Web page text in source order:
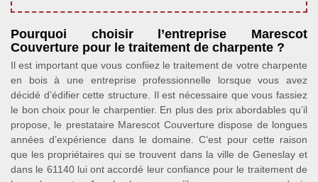
Pourquoi choisir l’entreprise Marescot
Couverture pour le traitement de charpente ?
Il est important que vous confiiez le traitement de votre charpente
en bois à une entreprise professionnelle lorsque vous avez
décidé d’édifier cette structure. Il est nécessaire que vous fassiez
le bon choix pour le charpentier. En plus des prix abordables qu’il
propose, le prestataire Marescot Couverture dispose de longues
années d’expérience dans le domaine. C’est pour cette raison
que les propriétaires qui se trouvent dans la ville de Geneslay et
dans le 61140 lui ont accordé leur confiance pour le traitement de